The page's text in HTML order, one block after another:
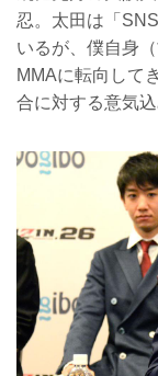
忍。太田は「
いるが、僕自身
MMAに転向して
合に対する意気込